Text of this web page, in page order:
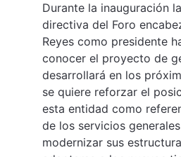
Durante la inauguración
directiva del Foro
Reyes como presidente
conocer el proyecto de
desarrollará en los
se quiere reforzar el
esta entidad como
de los servicios
modernizar sus